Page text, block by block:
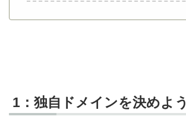
1：独自ドメインを決めよう